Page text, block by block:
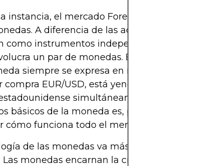
instancia, el mercado Forex trata sobre la
A diferencia de las acciones o bonos, que
como instrumentos independientes, cada
un par de monedas. Esto significa que el
siempre se expresa en relación con otra.
compra EUR/USD, está yendo long en el euro y
simultáneamente. Entender los
básicos de la moneda es, por tanto,
cómo funciona todo el mercado.
de las monedas va más allá de los números
Las monedas encarnan la credibilidad nacional,